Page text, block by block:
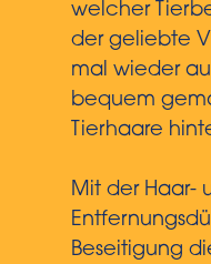
welcher
der geliebte
mal wieder
bequem
Tierhaare
Mit der Haar-
Beseitigung